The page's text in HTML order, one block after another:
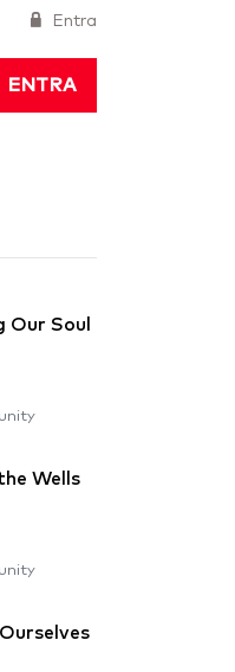
Entra
ENTRA
Our Soul
Wells